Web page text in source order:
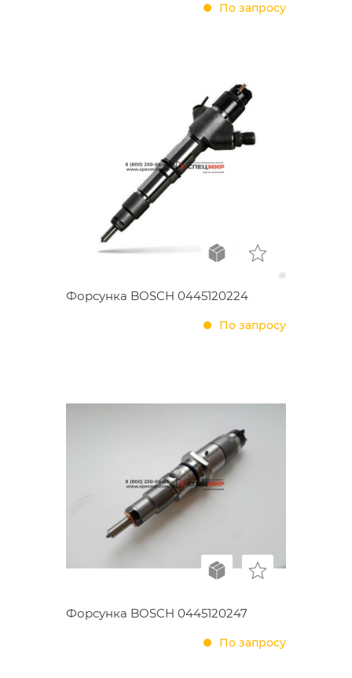
По запросу
Форсунка BOSCH 0445120224
По запросу
Форсунка BOSCH 0445120247
По запросу